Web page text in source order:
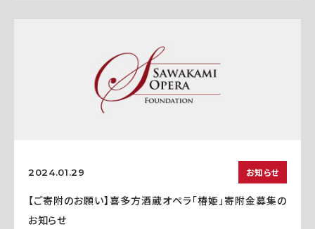
2024.01.29 お知らせ
【ご寄附のお願い】喜多方酒蔵オペラ「椿姫」寄附金募集の
お知らせ